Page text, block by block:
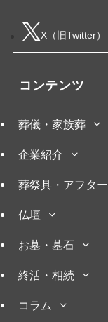
X（旧Twitter）
コンテンツ
葬儀・家族葬
企業紹介
葬祭具・アフター
仏壇
お墓・墓石
終活・相続
コラム